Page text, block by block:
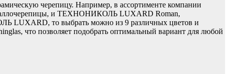
черепицу. Например, в ассортименте компании
и ТЕХНОНИКОЛЬ LUXARD Roman,
LUXARD, то выбрать можно из 9 различных цветов и
что позволяет подобрать оптимальный вариант для любой